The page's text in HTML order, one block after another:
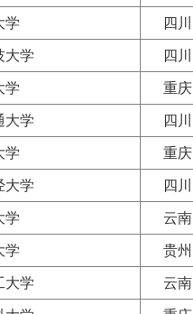
学 四川
大学 四川
学 重庆
大学 四川
学 重庆
大学 四川
学 云南
学 贵州
大学 云南